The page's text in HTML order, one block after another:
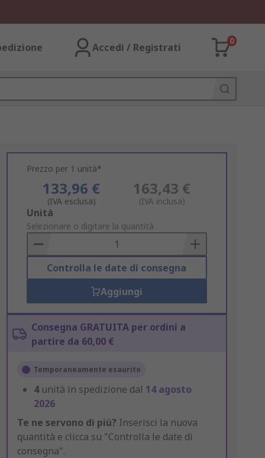
Accedi / Registrati
0
Prezzo per 1 unità*
133,96 €
(IVA esclusa)
163,43 €
(IVA inclusa)
Add
to
Basket
Unità
Selezionare o digitare la quantità
Controlla le date di consegna
Aggiungi
Consegna GRATUITA per ordini a
partire da 60,00 €
Temporaneamente esaurito
4 unità in spedizione dal 14 agosto
2026
Te ne servono di più? Inserisci la nuova
quantità e clicca su "Controlla le date di
consegna".